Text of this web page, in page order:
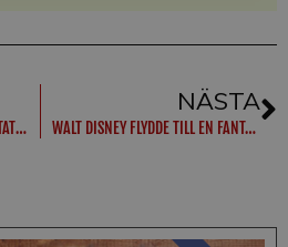
STEN-ÅKE CEDERHÖK LÄT HJÄRTAT VA MÉ
NÄSTA
WALT DISNEY FLYDDE TILL EN FANTASIVÄRLD